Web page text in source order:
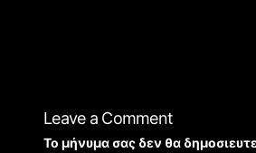
Leave a Comment
Το μήνυμα σας δεν θα